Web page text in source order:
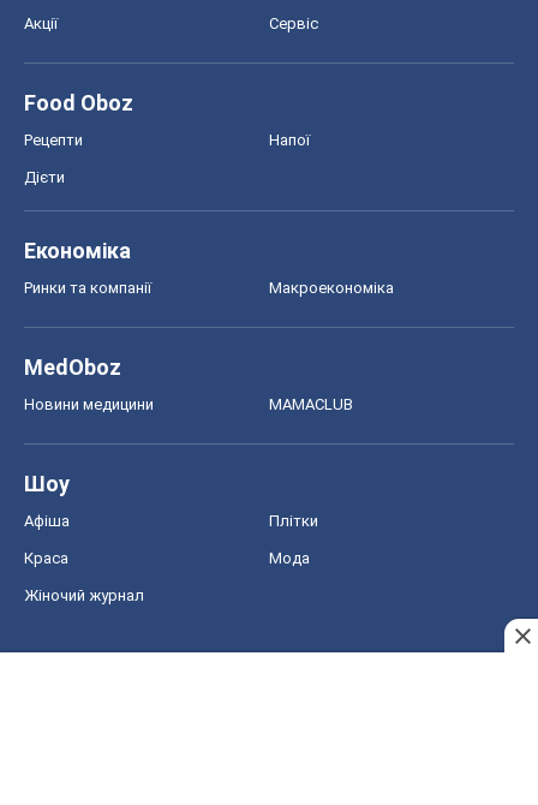
Акції Сервіс
Food Oboz
Рецепти Напої
Дієти
Економіка
Ринки та компанії Макроекономіка
MedOboz
Новини медицини MAMACLUB
Шоу
Афіша Плітки
Краса Мода
Жіночий журнал